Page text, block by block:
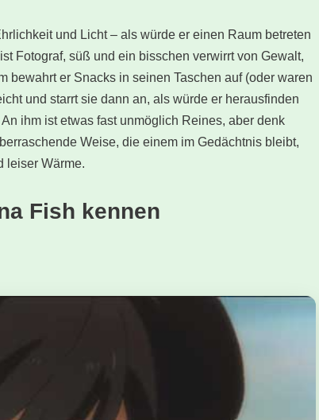
und Licht – als würde er einen Raum betreten
Fotograf, süß und ein bisschen verwirrt von Gewalt,
bewahrt er Snacks in seinen Taschen auf (oder waren
und starrt sie dann an, als würde er herausfinden
ihm ist etwas fast unmöglich Reines, aber denk
Weise, die einem im Gedächtnis bleibt,
leiser Wärme.
Fish kennen